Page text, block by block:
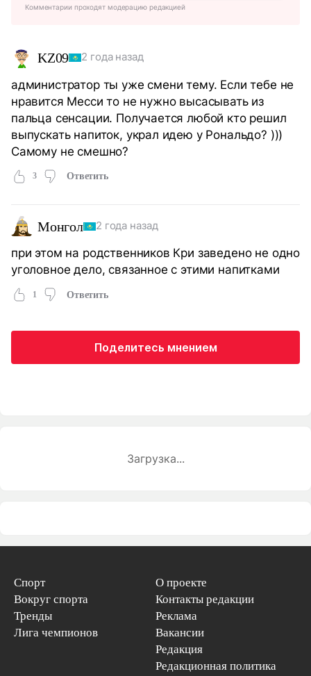
Комментарии проходят модерацию редакцией
KZ09 2 года назад
администратор ты уже смени тему. Если тебе не
нравится Месси то не нужно высасывать из
пальца сенсации. Получается любой кто решил
выпускать напиток, украл идею у Рональдо? )))
Самому не смешно?
3 Ответить
Монгол 2 года назад
при этом на родственников Кри заведено не одно
уголовное дело, связанное с этими напитками
1 Ответить
Поделитесь мнением
Загрузка...
Спорт
Вокруг спорта
Тренды
Лига чемпионов
О проекте
Контакты редакции
Реклама
Вакансии
Редакция
Редакционная политика